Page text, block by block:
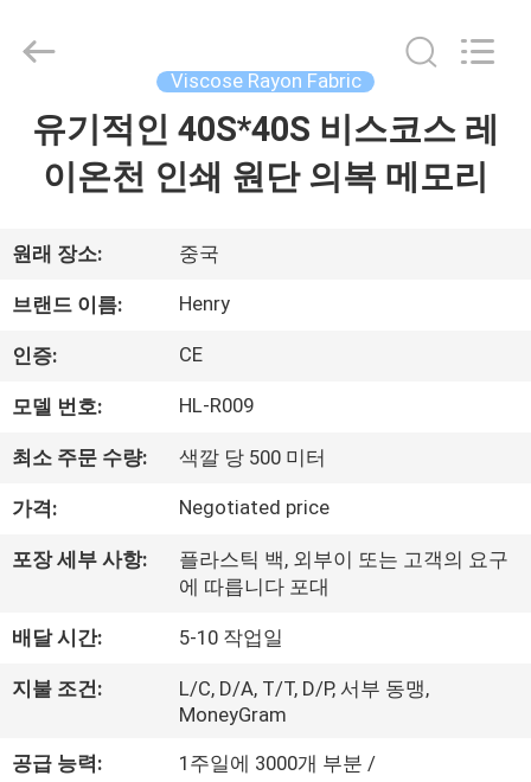
품
우
리
하
여
공
장
여
2025
Guangzhou
Trading
Reserved.
Viscose Rayon Fabric
유기적인 40S*40S 비스코스 레
이온천 인쇄 원단 의복 메모리
원래 장소: 중국
브랜드 이름: Henry
인증: CE
모델 번호: HL-R009
최소 주문 수량: 색깔 당 500 미터
가격: Negotiated price
포장 세부 사항:
플라스틱 백, 외부이 또는 고객의 요구
에 따릅니다 포대
배달 시간: 5-10 작업일
지불 조건:
L/C, D/A, T/T, D/P, 서부 동맹,
MoneyGram
공급 능력: 1주일에 3000개 부분 /